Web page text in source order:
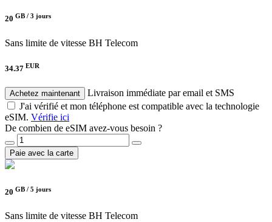
20 GB / 3 jours
Sans limite de vitesse BH Telecom
34.37 EUR
Achetez maintenant
Livraison immédiate par email et SMS
J'ai vérifié et mon téléphone est compatible avec la technologie
eSIM. Vérifie ici
De combien de eSIM avez-vous besoin ?
Paie avec la carte
20 GB / 5 jours
Sans limite de vitesse BH Telecom